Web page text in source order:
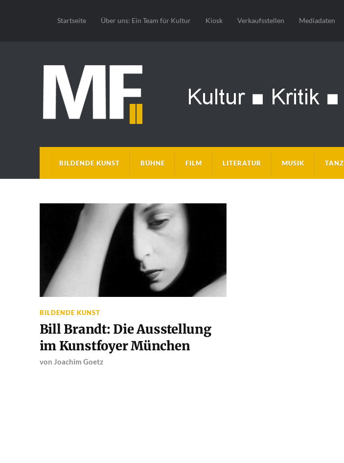
Startseite Über uns: Ein Team für Kultur Kiosk Verkaufsstellen Mediadaten
BILDENDE KUNST BÜHNE FILM LITERATUR MUSIK TANZ
BILDENDE KUNST
Bill Brandt: Die Ausstellung
im Kunstfoyer München
von Joachim Goetz